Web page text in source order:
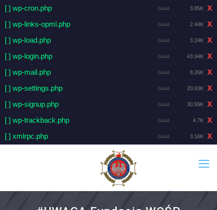
[ ] wp-cron.php
0444 3.85K
X
[ ] wp-links-opml.php
0444 2.44K
X
[ ] wp-load.php
0444 3.24K
X
[ ] wp-login.php
0444 43.94K
X
[ ] wp-mail.php
0444 8.26K
X
[ ] wp-settings.php
0444 20.63K
X
[ ] wp-signup.php
0444 30.59K
X
[ ] wp-trackback.php
0444 4.7K
X
[ ] xmlrpc.php
0444 3.16K X